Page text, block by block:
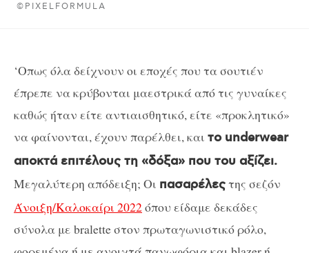
©PIXELFORMULA
‘Οπως όλα δείχνουν οι εποχές που τα σουτιέν
έπρεπε να κρύβονται μαεστρικά από τις γυναίκες
καθώς ήταν είτε αντιαισθητικό, είτε «προκλητικό»
να φαίνονται, έχουν παρέλθει, και το underwear
αποκτά επιτέλους τη «δόξα» που του αξίζει.
Μεγαλύτερη απόδειξη; Οι πασαρέλεςτης σεζόν
Άνοιξη/Καλοκαίρι 2022όπου είδαμε δεκάδες
σύνολα με bralette στον πρωταγωνιστικό ρόλο,